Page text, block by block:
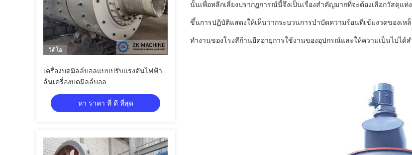
วิดีโอ
เครื่องบดมิลล์บอลแบบปรับแรงดันไฟฟ้า
ล้นเครื่องบดมิลล์บอล
หา ราคา ที่ ดี ที่สุด
นั้นเพื่อหลีกเลี่ยงปรากฏการณ์นี้จึงเป็นเรื่องสำคัญมากที่จะต้องเลือกวัสดุแ
ขึ้นการปฏิบัติแสดงให้เห็นว่ากระบวนการบำบัดความร้อนที่เข้มงวดของเ
ทำงานของโรงสีก้านยืดอายุการใช้งานของอุปกรณ์และให้ความเป็นไปได้